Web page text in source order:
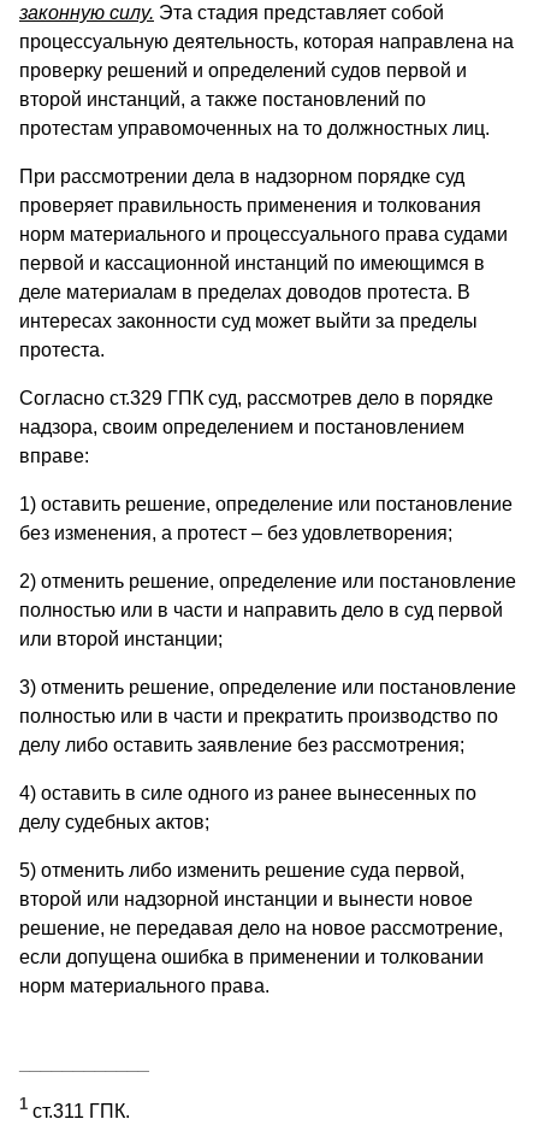
законную силу. Эта стадия представляет собой
процессуальную деятельность, которая направлена на
проверку решений и определений судов первой и
второй инстанций, а также постановлений по
протестам управомоченных на то должностных лиц.
При рассмотрении дела в надзорном порядке суд
проверяет правильность применения и толкования
норм материального и процессуального права судами
первой и кассационной инстанций по имеющимся в
деле материалам в пределах доводов протеста. В
интересах законности суд может выйти за пределы
протеста.
Согласно ст.329 ГПК суд, рассмотрев дело в порядке
надзора, своим определением и постановлением
вправе:
1) оставить решение, определение или постановление
без изменения, а протест – без удовлетворения;
2) отменить решение, определение или постановление
полностью или в части и направить дело в суд первой
или второй инстанции;
3) отменить решение, определение или постановление
полностью или в части и прекратить производство по
делу либо оставить заявление без рассмотрения;
4) оставить в силе одного из ранее вынесенных по
делу судебных актов;
5) отменить либо изменить решение суда первой,
второй или надзорной инстанции и вынести новое
решение, не передавая дело на новое рассмотрение,
если допущена ошибка в применении и толковании
норм материального права.
1 ст.311 ГПК.